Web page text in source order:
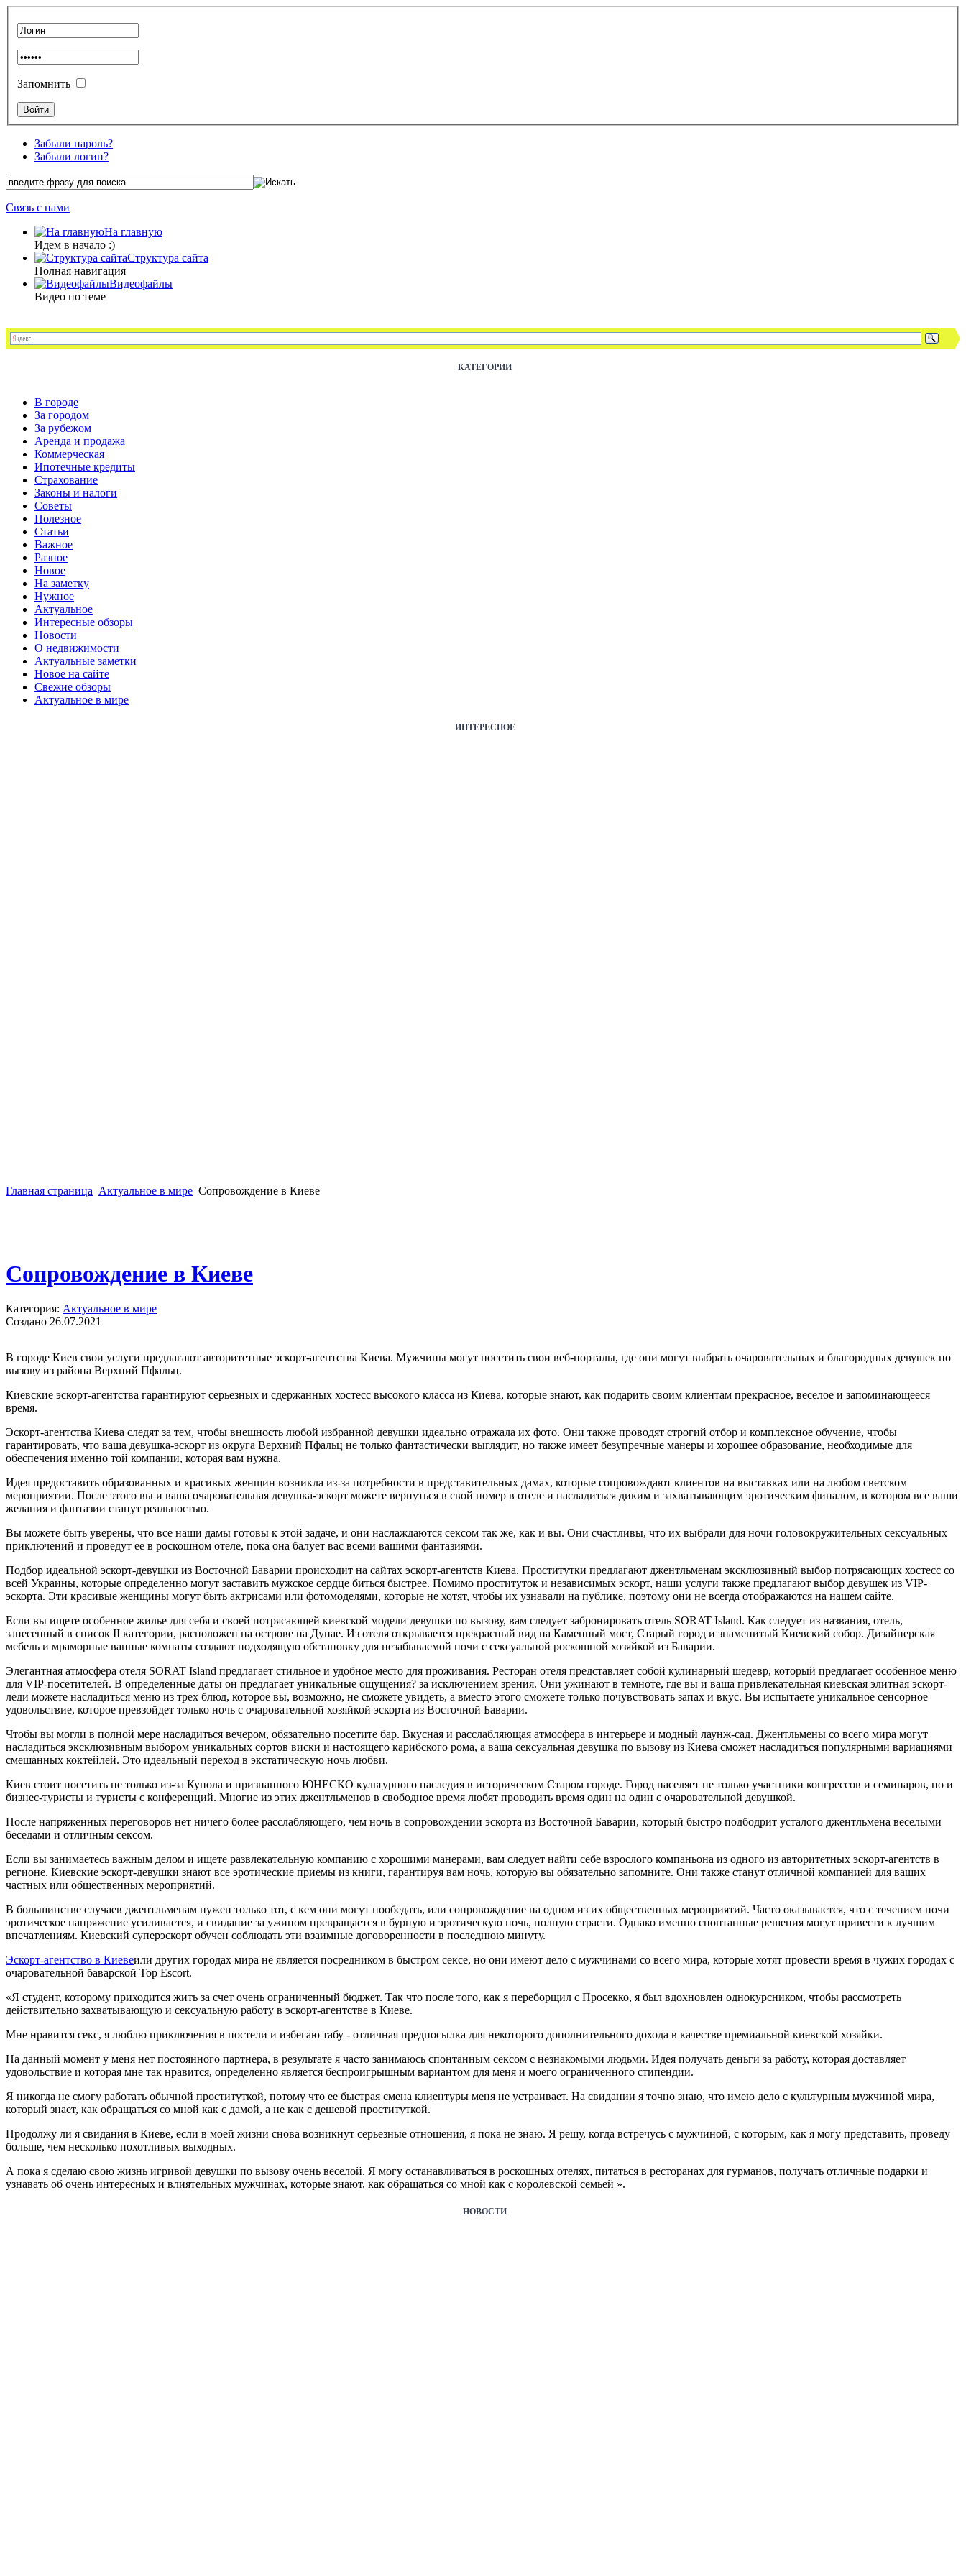
Запомнить
Забыли пароль?
Забыли логин?
Связь с нами
На главную
Идем в начало :)
Структура сайта
Полная навигация
Видеофайлы
Видео по теме
КАТЕГОРИИ
В городе
За городом
За рубежом
Аренда и продажа
Коммерческая
Ипотечные кредиты
Страхование
Законы и налоги
Советы
Полезное
Статьи
Важное
Разное
Новое
На заметку
Нужное
Актуальное
Интересные обзоры
Новости
О недвижимости
Актуальные заметки
Новое на сайте
Свежие обзоры
Актуальное в мире
ИНТЕРЕСНОЕ
Главная страница Актуальное в мире Сопровождение в Киеве
Сопровождение в Киеве
Категория: Актуальное в мире
Создано 26.07.2021
В городе Киев свои услуги предлагают авторитетные эскорт-агентства Киева. Мужчины могут посетить свои веб-порталы, где они могут выбрать очаровательных и благородных девушек по
вызову из района Верхний Пфальц.
Киевские эскорт-агентства гарантируют серьезных и сдержанных хостесс высокого класса из Киева, которые знают, как подарить своим клиентам прекрасное, веселое и запоминающееся
время.
Эскорт-агентства Киева следят за тем, чтобы внешность любой избранной девушки идеально отражала их фото. Они также проводят строгий отбор и комплексное обучение, чтобы
гарантировать, что ваша девушка-эскорт из округа Верхний Пфальц не только фантастически выглядит, но также имеет безупречные манеры и хорошее образование, необходимые для
обеспечения именно той компании, которая вам нужна.
Идея предоставить образованных и красивых женщин возникла из-за потребности в представительных дамах, которые сопровождают клиентов на выставках или на любом светском
мероприятии. После этого вы и ваша очаровательная девушка-эскорт можете вернуться в свой номер в отеле и насладиться диким и захватывающим эротическим финалом, в котором все ваши
желания и фантазии станут реальностью.
Вы можете быть уверены, что все наши дамы готовы к этой задаче, и они наслаждаются сексом так же, как и вы. Они счастливы, что их выбрали для ночи головокружительных сексуальных
приключений и проведут ее в роскошном отеле, пока она балует вас всеми вашими фантазиями.
Подбор идеальной эскорт-девушки из Восточной Баварии происходит на сайтах эскорт-агентств Киева. Проститутки предлагают джентльменам эксклюзивный выбор потрясающих хостесс со
всей Украины, которые определенно могут заставить мужское сердце биться быстрее. Помимо проституток и независимых эскорт, наши услуги также предлагают выбор девушек из VIP-
эскорта. Эти красивые женщины могут быть актрисами или фотомоделями, которые не хотят, чтобы их узнавали на публике, поэтому они не всегда отображаются на нашем сайте.
Если вы ищете особенное жилье для себя и своей потрясающей киевской модели девушки по вызову, вам следует забронировать отель SORAT Island. Как следует из названия, отель,
занесенный в список II категории, расположен на острове на Дунае. Из отеля открывается прекрасный вид на Каменный мост, Старый город и знаменитый Киевский собор. Дизайнерская
мебель и мраморные ванные комнаты создают подходящую обстановку для незабываемой ночи с сексуальной роскошной хозяйкой из Баварии.
Элегантная атмосфера отеля SORAT Island предлагает стильное и удобное место для проживания. Ресторан отеля представляет собой кулинарный шедевр, который предлагает особенное меню
для VIP-посетителей. В определенные даты он предлагает уникальные ощущения? за исключением зрения. Они ужинают в темноте, где вы и ваша привлекательная киевская элитная эскорт-
леди можете насладиться меню из трех блюд, которое вы, возможно, не сможете увидеть, а вместо этого сможете только почувствовать запах и вкус. Вы испытаете уникальное сенсорное
удовольствие, которое превзойдет только ночь с очаровательной хозяйкой эскорта из Восточной Баварии.
Чтобы вы могли в полной мере насладиться вечером, обязательно посетите бар. Вкусная и расслабляющая атмосфера в интерьере и модный лаунж-сад. Джентльмены со всего мира могут
насладиться эксклюзивным выбором уникальных сортов виски и настоящего карибского рома, а ваша сексуальная девушка по вызову из Киева сможет насладиться популярными вариациями
смешанных коктейлей. Это идеальный переход в экстатическую ночь любви.
Киев стоит посетить не только из-за Купола и признанного ЮНЕСКО культурного наследия в историческом Старом городе. Город населяет не только участники конгрессов и семинаров, но и
бизнес-туристы и туристы с конференций. Многие из этих джентльменов в свободное время любят проводить время один на один с очаровательной девушкой.
После напряженных переговоров нет ничего более расслабляющего, чем ночь в сопровождении эскорта из Восточной Баварии, который быстро подбодрит усталого джентльмена веселыми
беседами и отличным сексом.
Если вы занимаетесь важным делом и ищете развлекательную компанию с хорошими манерами, вам следует найти себе взрослого компаньона из одного из авторитетных эскорт-агентств в
регионе. Киевские эскорт-девушки знают все эротические приемы из книги, гарантируя вам ночь, которую вы обязательно запомните. Они также станут отличной компанией для ваших
частных или общественных мероприятий.
В большинстве случаев джентльменам нужен только тот, с кем они могут пообедать, или сопровождение на одном из их общественных мероприятий. Часто оказывается, что с течением ночи
эротическое напряжение усиливается, и свидание за ужином превращается в бурную и эротическую ночь, полную страсти. Однако именно спонтанные решения могут привести к лучшим
впечатлениям. Киевский суперэскорт обучен соблюдать эти взаимные договоренности в последнюю минуту.
Эскорт-агентство в Киевеили других городах мира не является посредником в быстром сексе, но они имеют дело с мужчинами со всего мира, которые хотят провести время в чужих городах с
очаровательной баварской Top Escort.
«Я студент, которому приходится жить за счет очень ограниченный бюджет. Так что после того, как я переборщил с Просекко, я был вдохновлен однокурсником, чтобы рассмотреть
действительно захватывающую и сексуальную работу в эскорт-агентстве в Киеве.
Мне нравится секс, я люблю приключения в постели и избегаю табу - отличная предпосылка для некоторого дополнительного дохода в качестве премиальной киевской хозяйки.
На данный момент у меня нет постоянного партнера, в результате я часто занимаюсь спонтанным сексом с незнакомыми людьми. Идея получать деньги за работу, которая доставляет
удовольствие и которая мне так нравится, определенно является беспроигрышным вариантом для меня и моего ограниченного стипендии.
Я никогда не смогу работать обычной проституткой, потому что ее быстрая смена клиентуры меня не устраивает. На свидании я точно знаю, что имею дело с культурным мужчиной мира,
который знает, как обращаться со мной как с дамой, а не как с дешевой проституткой.
Продолжу ли я свидания в Киеве, если в моей жизни снова возникнут серьезные отношения, я пока не знаю. Я решу, когда встречусь с мужчиной, с которым, как я могу представить, проведу
больше, чем несколько похотливых выходных.
А пока я сделаю свою жизнь игривой девушки по вызову очень веселой. Я могу останавливаться в роскошных отелях, питаться в ресторанах для гурманов, получать отличные подарки и
узнавать об очень интересных и влиятельных мужчинах, которые знают, как обращаться со мной как с королевской семьей ».
НОВОСТИ